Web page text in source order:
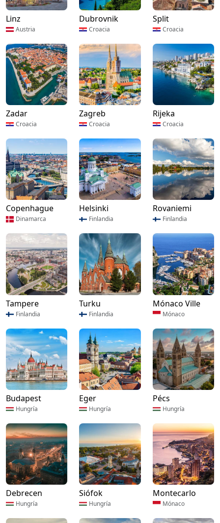
Linz
Austria
Dubrovnik
Croacia
Split
Croacia
Zadar
Croacia
Zagreb
Croacia
Rijeka
Croacia
Copenhague
Dinamarca
Helsinki
Finlandia
Rovaniemi
Finlandia
Tampere
Finlandia
Turku
Finlandia
Mónaco Ville
Mónaco
Budapest
Hungría
Eger
Hungría
Pécs
Hungría
Debrecen
Hungría
Siófok
Hungría
Montecarlo
Mónaco